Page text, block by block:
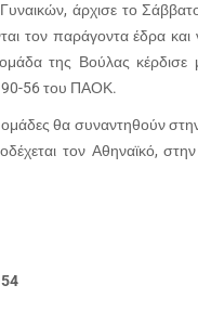
άρχισε το
τον παράγοντα έδρα και
της Βούλας κέρδισε
90-56 του ΠΑΟΚ.
ομάδες θα συναντηθούν
τον Αθηναϊκό,